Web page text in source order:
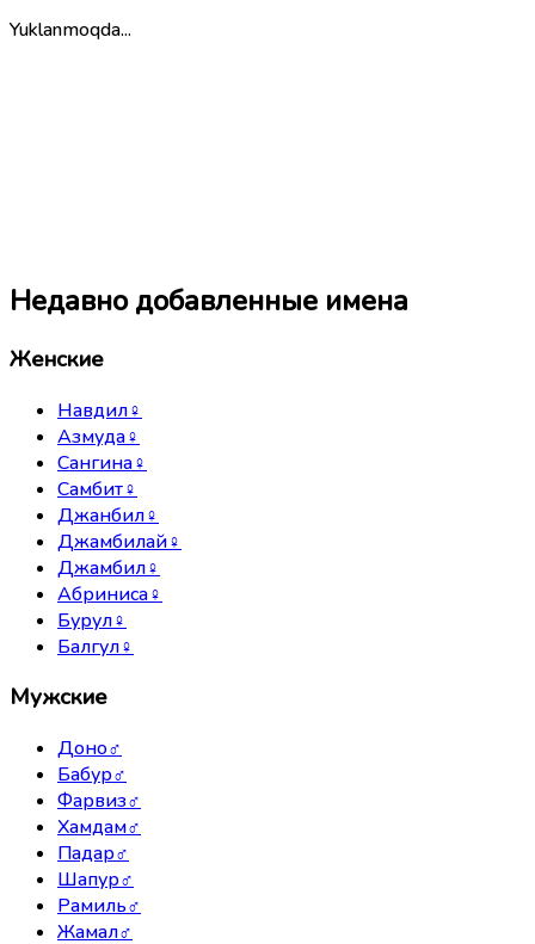
Yuklanmoqda...
Недавно добавленные имена
Женские
Навдил♀
Азмуда♀
Сангина♀
Самбит♀
Джанбил♀
Джамбилай♀
Джамбил♀
Абриниса♀
Бурул♀
Балгул♀
Мужские
Доно♂
Бабур♂
Фарвиз♂
Хамдам♂
Падар♂
Шапур♂
Рамиль♂
Жамал♂